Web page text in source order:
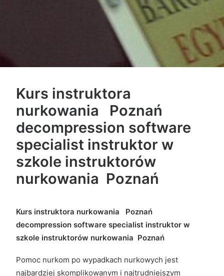
Kurs instruktora
nurkowania Poznań
decompression software
specialist instruktor w
szkole instruktorów
nurkowania Poznań
Kurs instruktora nurkowania Poznań
decompression software specialist instruktor w
szkole instruktorów nurkowania Poznań
Pomoc nurkom po wypadkach nurkowych jest
najbardziej skomplikowanym i najtrudniejszym